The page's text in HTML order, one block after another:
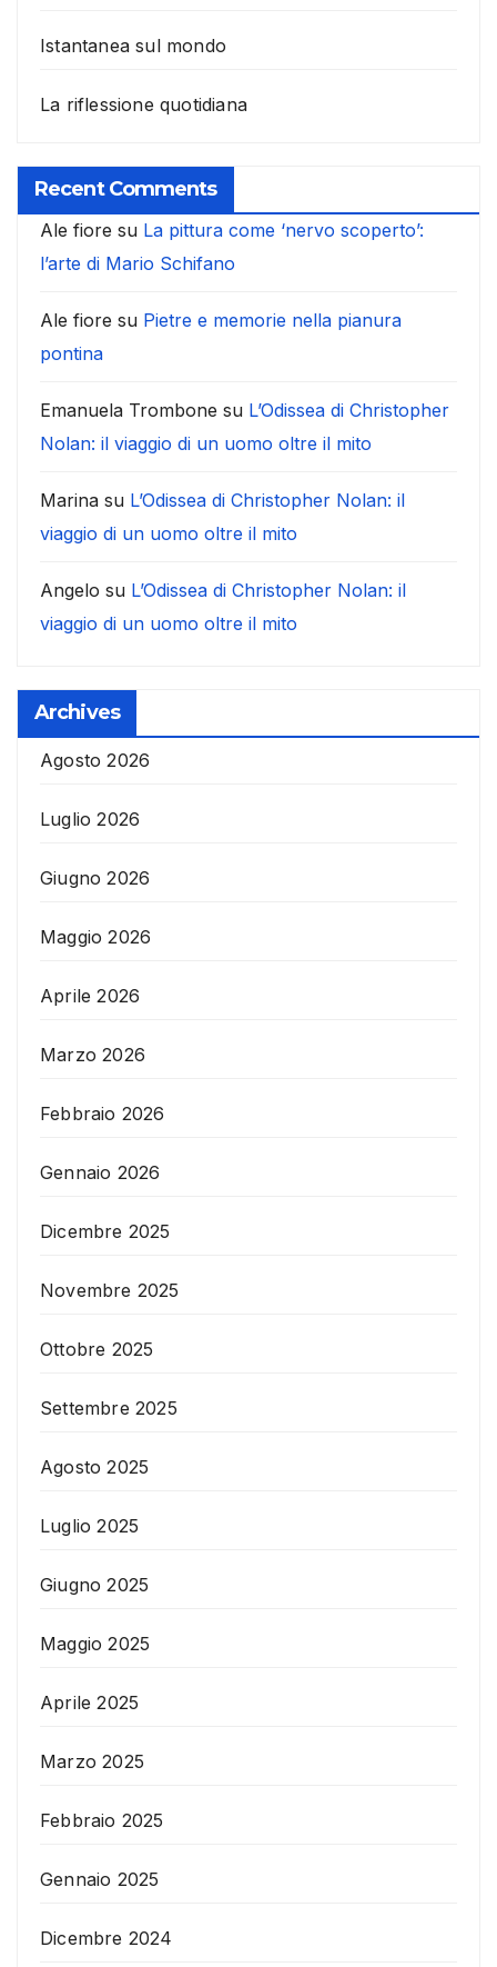
Istantanea sul mondo
La riflessione quotidiana
Recent Comments
Ale fiore su La pittura come ‘nervo scoperto’:
l’arte di Mario Schifano
Ale fiore su Pietre e memorie nella pianura
pontina
Emanuela Trombone su L’Odissea di Christopher
Nolan: il viaggio di un uomo oltre il mito
Marina su L’Odissea di Christopher Nolan: il
viaggio di un uomo oltre il mito
Angelo su L’Odissea di Christopher Nolan: il
viaggio di un uomo oltre il mito
Archives
Agosto 2026
Luglio 2026
Giugno 2026
Maggio 2026
Aprile 2026
Marzo 2026
Febbraio 2026
Gennaio 2026
Dicembre 2025
Novembre 2025
Ottobre 2025
Settembre 2025
Agosto 2025
Luglio 2025
Giugno 2025
Maggio 2025
Aprile 2025
Marzo 2025
Febbraio 2025
Gennaio 2025
Dicembre 2024